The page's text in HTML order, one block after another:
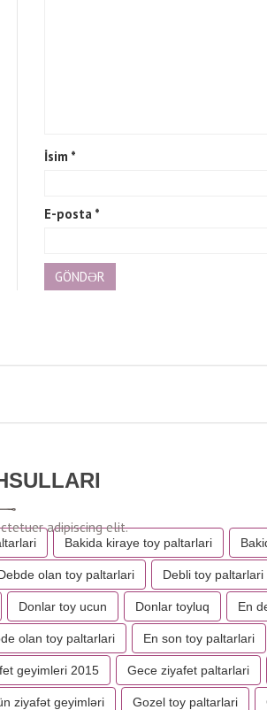
İsim *
E-posta *
Bakida kiraye toy paltarlari
olan toy paltarlari Debli toy paltarlari
Donlar toy ucun Donlar toyluq En
olan toy paltarlari En son toy paltarlari
geyimleri 2015 Gece ziyafet paltarlari
ziyafət geyimləri Gozel toy paltarlari